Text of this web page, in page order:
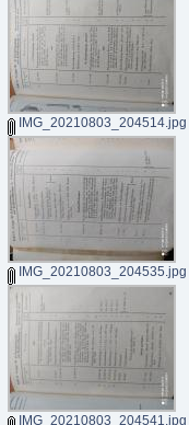
IMG_20210803_204514.jpg
IMG_20210803_204535.jpg
IMG_20210803_204541.jpg